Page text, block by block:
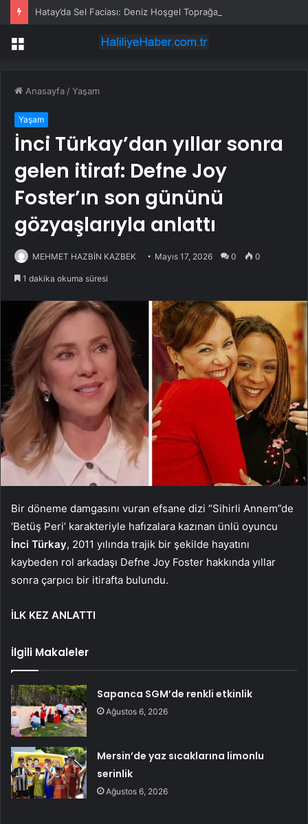
Hatay’da Sel Faciası: Deniz Hoşgel Toprağa Verildi
Menü
Anasayfa /Yaşam
Yaşam
İnci Türkay’dan yıllar sonra
gelen itiraf: Defne Joy
Foster’ın son gününü
gözyaşlarıyla anlattı
MEHMET HAZBİN KAZBEK Mayıs 17, 2026 0 0
1 dakika okuma süresi
Bir döneme damgasını vuran efsane dizi “Sihirli Annem”de
‘Betüş Peri’ karakteriyle hafızalara kazınan ünlü oyuncu
İnci Türkay, 2011 yılında trajik bir şekilde hayatını
kaybeden rol arkadaşı Defne Joy Foster hakkında yıllar
sonra çarpıcı bir itirafta bulundu.
İLK KEZ ANLATTI
İlgili Makaleler
Sapanca SGM’de renkli etkinlik
Ağustos 6, 2026
Mersin’de yaz sıcaklarına limonlu
serinlik
Ağustos 6, 2026